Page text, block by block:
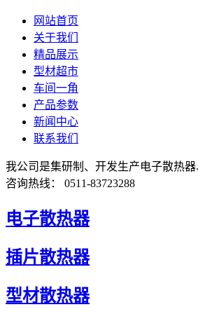
网站首页
关于我们
精品展示
型材超市
车间一角
产品参数
新闻中心
联系我们
我公司是集研制、开发生产电子散热
咨询热线： 0511-83723288
电子散热器
插片散热器
型材散热器